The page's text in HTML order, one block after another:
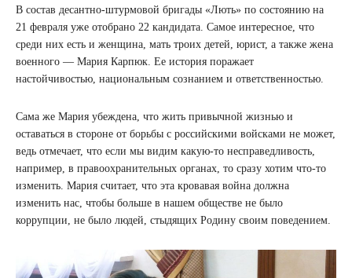
В состав десантно-штурмовой бригады «Лють» по состоянию на
21 февраля уже отобрано 22 кандидата. Самое интересное, что
среди них есть и женщина, мать троих детей, юрист, а также жена
военного — Мария Карпюк. Ее история поражает
настойчивостью, национальным сознанием и ответственностью.
Сама же Мария убеждена, что жить привычной жизнью и
оставаться в стороне от борьбы с российскими войсками не может,
ведь отмечает, что если мы видим какую-то несправедливость,
например, в правоохранительных органах, то сразу хотим что-то
изменить. Мария считает, что эта кровавая война должна
изменить нас, чтобы больше в нашем обществе не было
коррупции, не было людей, стыдящих Родину своим поведением.